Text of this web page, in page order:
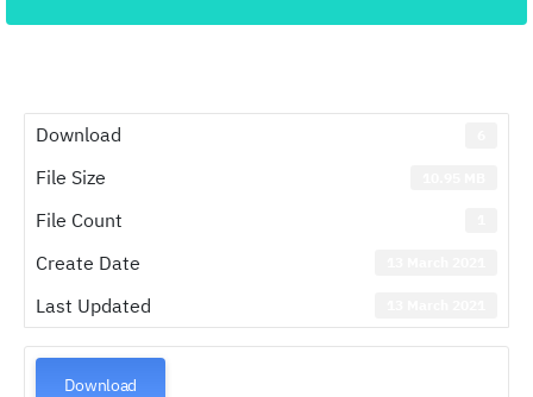
Download
File Size
File Count
Create Date
Last Updated
Download